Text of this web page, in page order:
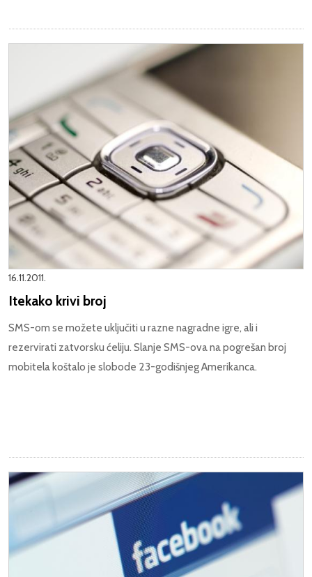
16.11.2011.
Itekako krivi broj
SMS-om se možete uključiti u razne nagradne igre, ali i
rezervirati zatvorsku ćeliju. Slanje SMS-ova na pogrešan broj
mobitela koštalo je slobode 23-godišnjeg Amerikanca.